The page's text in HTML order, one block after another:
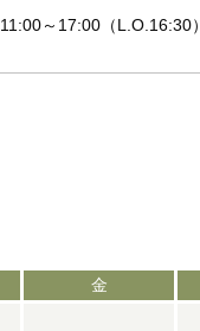
11:00～17:00（L.O.16:30）
金